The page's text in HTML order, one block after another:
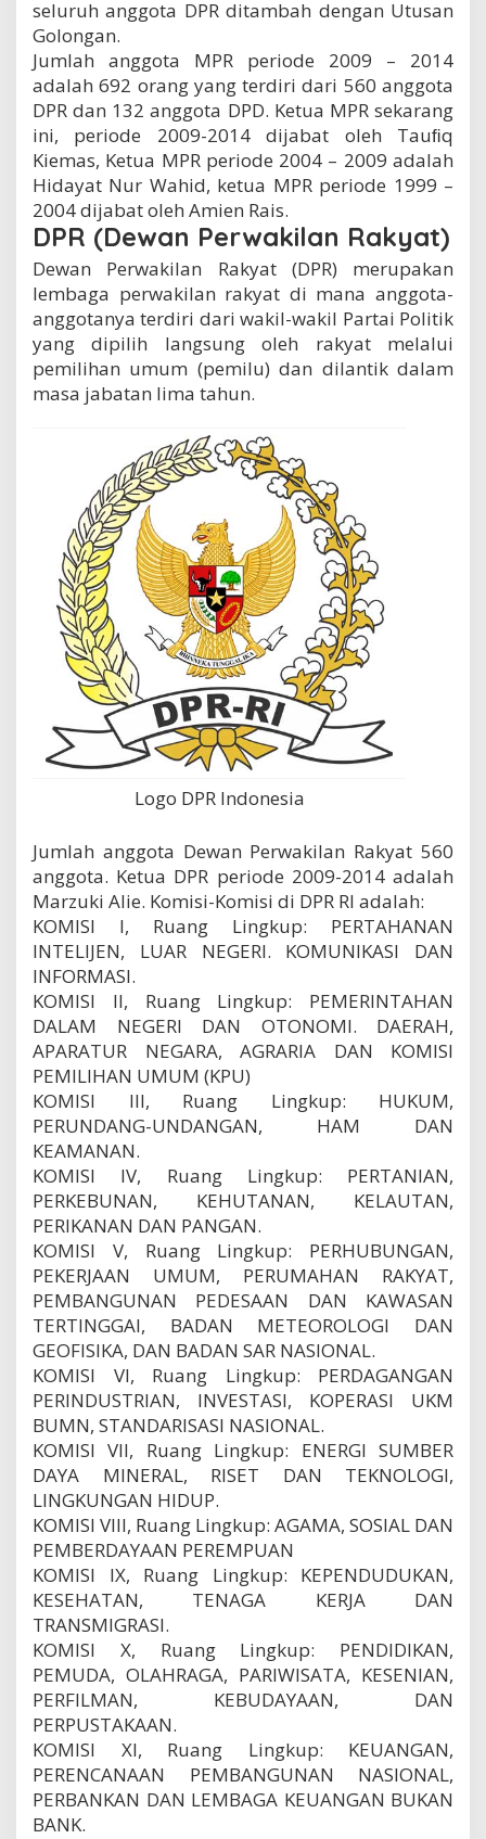
seluruh anggota DPR ditambah dengan Utusan
Golongan.
Jumlah anggota MPR periode 2009 – 2014
adalah 692 orang yang terdiri dari 560 anggota
DPR dan 132 anggota DPD. Ketua MPR sekarang
ini, periode 2009-2014 dijabat oleh Tauﬁq
Kiemas, Ketua MPR periode 2004 – 2009 adalah
Hidayat Nur Wahid, ketua MPR periode 1999 –
2004 dijabat oleh Amien Rais.
DPR (Dewan Perwakilan Rakyat)
Dewan Perwakilan Rakyat (DPR) merupakan
lembaga perwakilan rakyat di mana anggota-
anggotanya terdiri dari wakil-wakil Partai Politik
yang dipilih langsung oleh rakyat melalui
pemilihan umum (pemilu) dan dilantik dalam
masa jabatan lima tahun.
Logo DPR Indonesia
Jumlah anggota Dewan Perwakilan Rakyat 560
anggota. Ketua DPR periode 2009-2014 adalah
Marzuki Alie. Komisi-Komisi di DPR RI adalah:
KOMISI I, Ruang Lingkup: PERTAHANAN
INTELIJEN, LUAR NEGERI. KOMUNIKASI DAN
INFORMASI.
KOMISI ll, Ruang Lingkup: PEMERINTAHAN
DALAM NEGERI DAN OTONOMI. DAERAH,
APARATUR NEGARA, AGRARIA DAN KOMISI
PEMILIHAN UMUM (KPU)
KOMISI III, Ruang Lingkup: HUKUM,
PERUNDANG-UNDANGAN, HAM DAN
KEAMANAN.
KOMISI IV, Ruang Lingkup: PERTANIAN,
PERKEBUNAN, KEHUTANAN, KELAUTAN,
PERIKANAN DAN PANGAN.
KOMISI V, Ruang Lingkup: PERHUBUNGAN,
PEKERJAAN UMUM, PERUMAHAN RAKYAT,
PEMBANGUNAN PEDESAAN DAN KAWASAN
TERTINGGAI, BADAN METEOROLOGI DAN
GEOFISIKA, DAN BADAN SAR NASIONAL.
KOMISI VI, Ruang Lingkup: PERDAGANGAN
PERINDUSTRIAN, lNVESTASI, KOPERASI UKM
BUMN, STANDARISASI NASIONAL.
KOMISI VII, Ruang Lingkup: ENERGI SUMBER
DAYA MINERAL, RISET DAN TEKNOLOGl,
LINGKUNGAN HIDUP.
KOMISI VIII, Ruang Lingkup: AGAMA, SOSIAL DAN
PEMBERDAYAAN PEREMPUAN
KOMISI IX, Ruang Lingkup: KEPENDUDUKAN,
KESEHATAN, TENAGA KERJA DAN
TRANSMIGRASI.
KOMISI X, Ruang Lingkup: PENDIDIKAN,
PEMUDA, OLAHRAGA, PARIWISATA, KESENIAN,
PERFILMAN, KEBUDAYAAN, DAN
PERPUSTAKAAN.
KOMISI XI, Ruang Lingkup: KEUANGAN,
PERENCANAAN PEMBANGUNAN NASIONAL,
PERBANKAN DAN LEMBAGA KEUANGAN BUKAN
BANK.